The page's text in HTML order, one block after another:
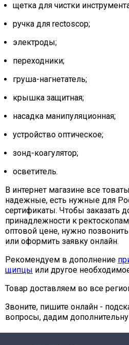
щетка для чистки
ручка для rectoscop;
электроды;
переходники;
груша-нагнетатель;
крышка защитная;
насадка манипуляционная;
устройство оптическое;
зонд-коагулятор;
осветитель.
В интернет магазине все
надежные, есть нужные для
сертификаты. Чтобы заказать
принадлежности к
оптовой цене, нужно
или оформить заявку онлайн.
Рекомендуем в дополнение
щипцы или другое
Товар доставляем во все
Звоните, пишите онлайн -
вопросы, дадим